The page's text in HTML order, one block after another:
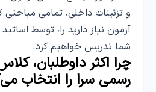
و تزئینات داخلی، تمامی مباحثی
آزمون نیاز دارید را، توسط
شما تدریس خواهیم کرد.
چرا اکثر داوطلبان،
رسمی سرا را انتخاب